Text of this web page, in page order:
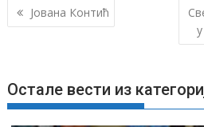
К
р
а
њ
Јована Контић
Остале вести из